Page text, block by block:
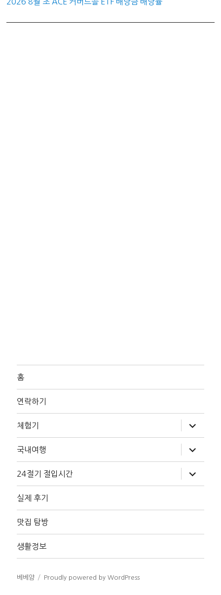
2026 8월 초 ACE 커버드콜 ETF 배당금 배당률
홈
연락하기
체험기
위
메
확
장
국내여행
위
메
확
장
24절기 절입시간
위
메
장
실제 후기
맛집 탐방
생활정보
베베얌 Proudly powered by WordPress